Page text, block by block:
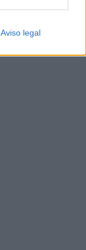
Aviso legal